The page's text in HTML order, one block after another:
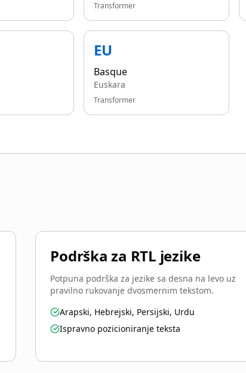
Transformer
EU
Basque
Euskara
Transformer
Podrška za RTL jezike
Potpuna podrška za jezike sa desna na levo uz
pravilno rukovanje dvosmernim tekstom.
Arapski, Hebrejski, Persijski, Urdu
Ispravno pozicioniranje teksta